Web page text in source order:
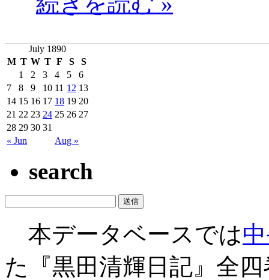
July 1890
M T W T F S S
« Jun Aug »
1 2 3 4 5
6
7
8 9 10 11 12 13
14 15 16 17 18 19 20
21 22 23 24 25 26 27
28 29 30 31
search
本データベースでは
た『黒田清輝日記』全